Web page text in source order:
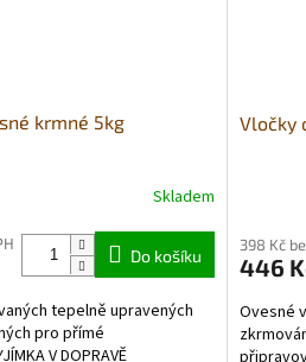
krmné 5kg
Skladem
Do košíku
tepelně upravených
pro přímé
V DOPRAVĚ
Vločky
produktu
je
z
5
398 Kč
446
Ovesné